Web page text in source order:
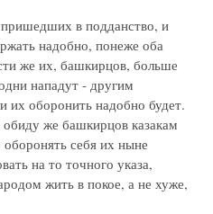
в подданство, и
надобно, понеже оба
же их, башкирцов, больше
нападут - другим
их оборонить надобно будет.
же башкирцов казакам
себя их ныне
на то точного указа,
жить в покое, а не хуже,